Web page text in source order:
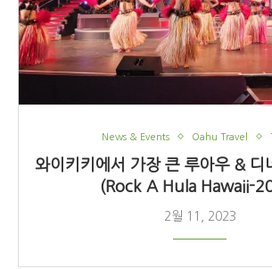
News & Events Oahu Travel
와이키키에서 가장 큰 루아우 & 디
(Rock A Hula Hawaii-
2월 11, 2023